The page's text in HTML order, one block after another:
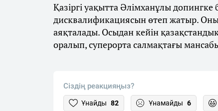
Қазіргі уақытта Әлімханұлы
дисквалификациясын өтеп жатыр.
аяқталады. Осыдан кейін
оралып, суперорта салмақтағы
Сіздің реакцияңыз?
Ұнайды 82 Ұнамайды 6